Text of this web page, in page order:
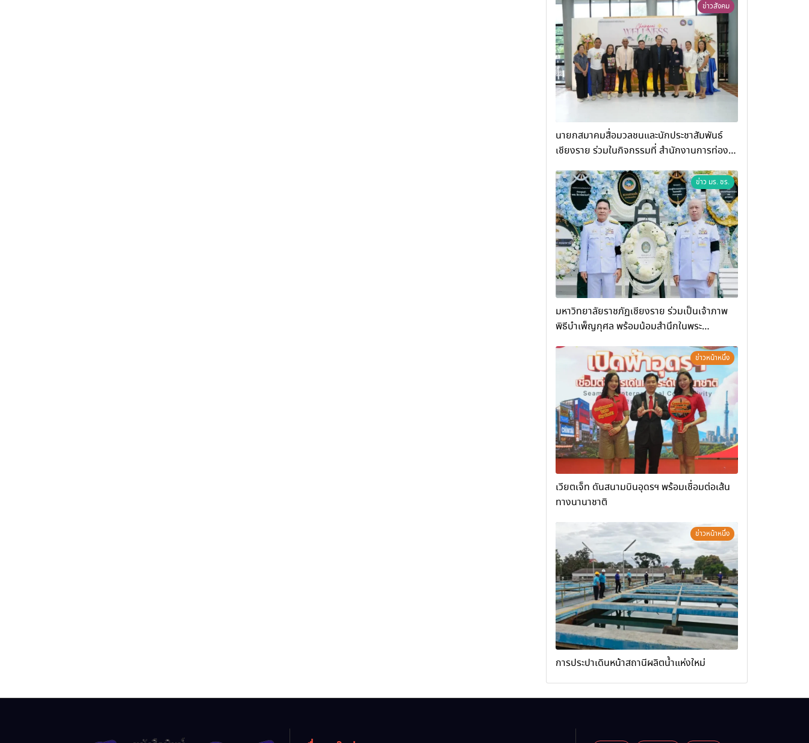
ข่าวสังคม
นายกสมาคมสื่อมวลชนและนักประชาสัมพันธ์
เชียงราย ร่วมในกิจกรรมที่ สำนักงานการท่อง
“การพัฒนาศักยภาพผู้ประกอบการและเครือข่าย
ธุรกิจ Wellness สู่การเติบโตอย่างยั่งยืน
(Chiang Rai Wellness Business
Academy)”
ข่าว มร. ชร.
มหาวิทยาลัยราชภัฏเชียงราย ร่วมเป็นเจ้าภาพ
พิธีบำเพ็ญกุศล พร้อมน้อมสำนึกในพระ
ข่าวหน้าหนึ่ง
เวียตเจ็ท ดันสนามบินอุดรฯ พร้อมเชื่อมต่อเส้น
ทางนานาชาติ
ข่าวหน้าหนึ่ง
การประปาเดินหน้าสถานีผลิตน้ำแห่งใหม่